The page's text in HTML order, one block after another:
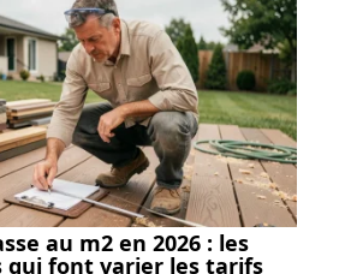
au m2 en 2026 : les
qui font varier les tarifs